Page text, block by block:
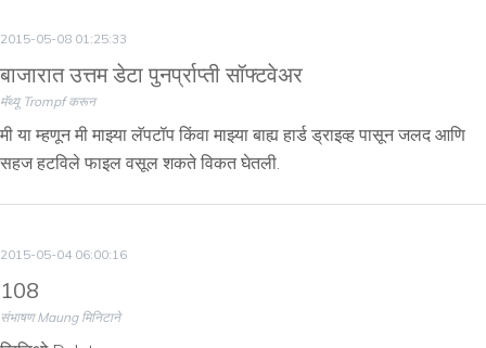
2015-05-08 01:25:33
बाजारात उत्तम डेटा पुनर्प्राप्ती सॉफ्टवेअर
मॅथ्यू Trompf करून
मी या म्हणून मी माझ्या लॅपटॉप किंवा माझ्या बाह्य हार्ड ड्राइव्ह पासून जलद आणि
सहज हटविले फाइल वसूल शकते विकत घेतली.
2015-05-04 06:00:16
108
संभाषण Maung मिनिटाने